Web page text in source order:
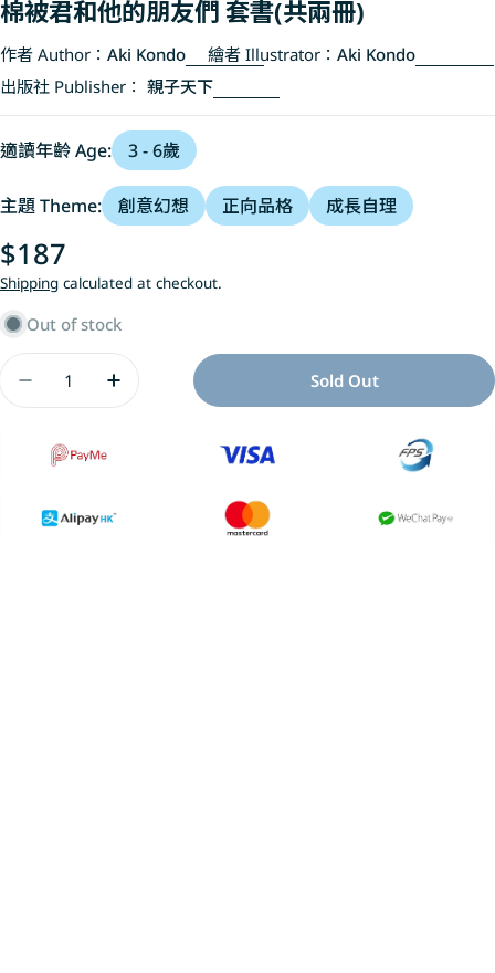
棉被君和他的朋友們 套書(共兩冊)
作者 Author： Aki Kondo 繪者 Illustrator： Aki Kondo
出版社 Publisher： 親子天下
適讀年齡 Age: 3 - 6歲
主題 Theme: 創意幻想 正向品格 成長自理
Regular
price
$187
Shipping calculated at checkout.
Out of stock
Decrease Quantity For 棉被君和他的朋友們 套書(
Increase Quantity For 棉被君和他的朋友
Sold Out